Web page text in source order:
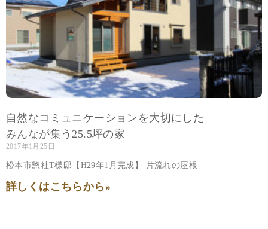
自然なコミュニケーションを大切にした
みんなが集う25.5坪の家
2017年1月25日
松本市惣社T様邸【H29年1月完成】 片流れの屋根
詳しくはこちらから»